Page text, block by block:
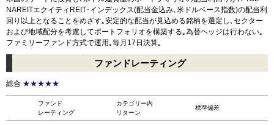
NAREITエクイティREIT･インデックス(配当金込み､米ドルベース指数)の配当利
回り以上となることをめざす｡安定的な配当が見込める銘柄を選定し､セクター
および地域配分を考慮してポートフォリオを構築する｡為替ヘッジは行わない｡
ファミリーファンド方式で運用｡毎月17日決算｡
ファンドレーティング
総合 ★★★★★
ファンド
レーティング
カテゴリー内
リターン
標準偏差